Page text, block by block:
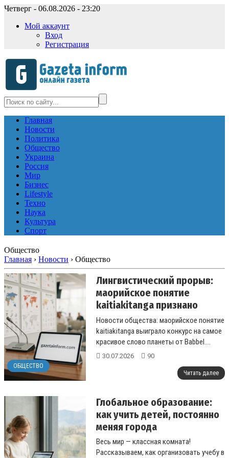
Четверг - 06.08.2026 - 23:20
Мой аккаунт
Вход
Регистрация
Главная
Новости
Политика
Общество
Украина
Россия
Мир
Бизнес
Lifestyle
Техно
Наука
Культура
Спорт
Общество
Главная › Новости › Общество
ОБЩЕСТВО
Лингвистический прорыв:
маорийское понятие
kaitiakitanga признано
самым красивым словом
планеты
Новости общества: маорийское понятие
kaitiakitanga выиграло конкурс на самое
красивое слово планеты от Babbel....
30.07.2026 90
Читать далее
Глобальное образование:
как учить детей, постоянно
меняя города
Весь мир — классная комната!
Рассказываем, как организовать учебу в